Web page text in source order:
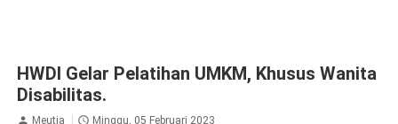
HWDI Gelar Pelatihan UMKM, Khusus Wanita
Disabilitas.
Meutia Minggu, 05 Februari 2023